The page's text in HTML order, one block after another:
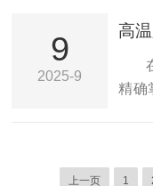
和
9
2025-9
高
精确
变
上一页 1